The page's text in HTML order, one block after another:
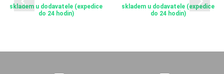
skladem u dodavatele (expedice
do 24 hodin)
skladem u dodavatele (expedice
do 24 hodin)